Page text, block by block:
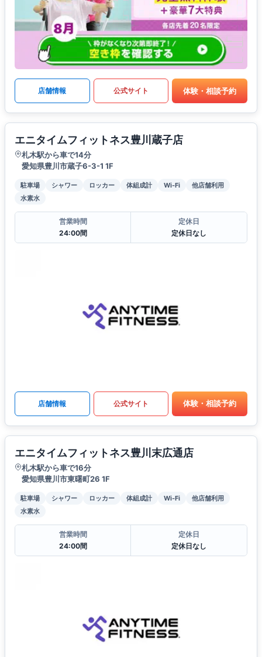
店舗情報 公式サイト 体験・相談予約
エニタイムフィットネス豊川蔵子店
札木駅から車で14分
愛知県豊川市蔵子6-3-1 1F
駐車場 シャワー ロッカー 体組成計 Wi-Fi
他店舗利用
水素水
営業時間
24:00間
定休日
定休日なし
店舗情報 公式サイト 体験・相談予約
エニタイムフィットネス豊川末広通店
札木駅から車で16分
愛知県豊川市東曙町26 1F
駐車場 シャワー ロッカー 体組成計 Wi-Fi
他店舗利用
水素水
営業時間
24:00間
定休日
定休日なし